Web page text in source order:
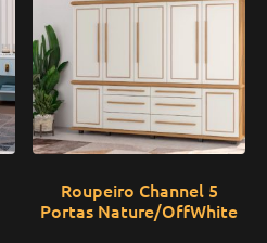
Roupeiro Channel 5
Portas Nature/OffWhite